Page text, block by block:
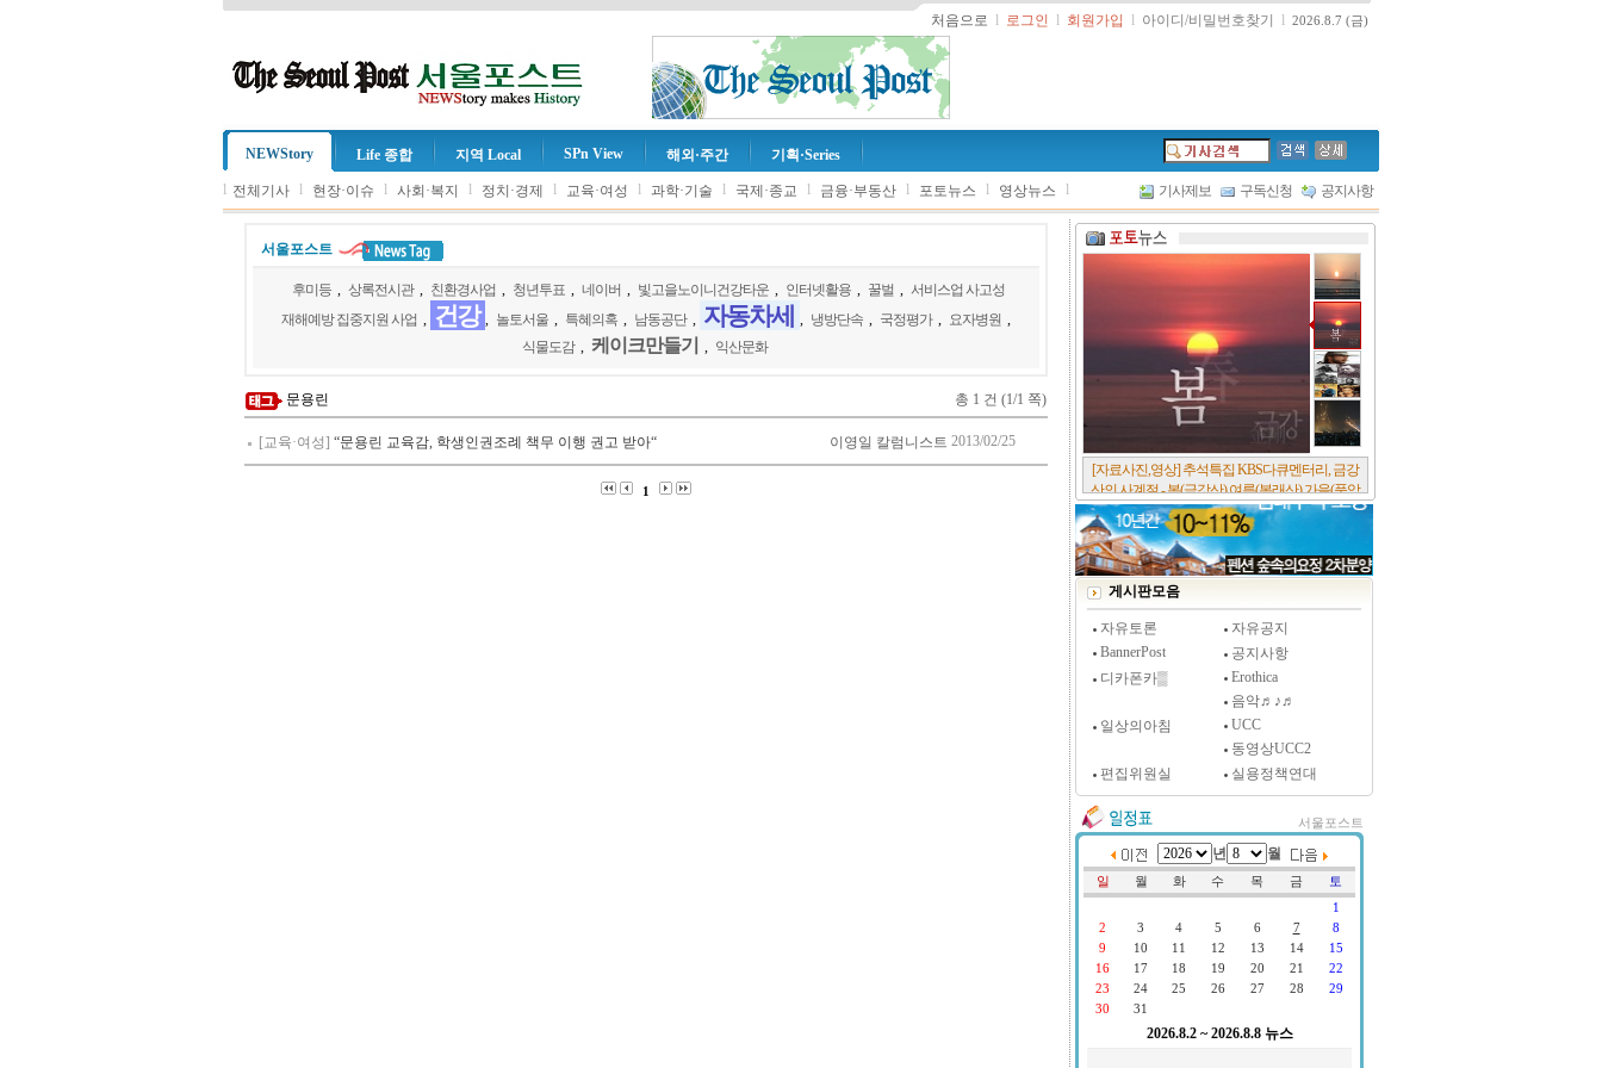
처음으로 l 로그인 l 회원가입 l 아이디/비밀번호찾기 l 2026.8.7 (금)
NEWStory Life 종합 지역 Local SPn View 해외·주간 기획·Series
l 전체기사 l 현장·이슈 l 사회·복지 l 정치·경제 l 교육·여성 l 과학·기술 l 국제·종교 l 금융·부동산 l 포토뉴스 l 영상뉴스 l 기사제보 구독신청 공지사항
서울포스트
후미등 상록전시관 친환경사업 청년투표 네이버 빛고을노이니건강타운 인터넷활용 꿀벌
서비스업 사고성
재해예방 집중지원 사업
건강 놀토서울 특혜의혹 남동공단 자동차세 냉방단속 국정평가 요자병원
식물도감
케이크만들기 익산문화
문용린 총 1 건 (1/1 쪽)
[교육·여성] “문용린 교육감, 학생인권조례 책무 이행 권고 받아“ 이영일 칼럼니스트 2013/02/25
1
[서울포스트논단] 담배에 관한 추억, 연도별 우리
나라 금연정책 및 금연구역 확대 추이, 정부가 아
무리 더 해롭다고 사기를 쳐대도 피워 본 사람은
다 안다, 전자담배시장은 10년새 폭발적 증가세..
[시사저널 인터뷰] 윤방부 연세대 의대 명예교수,
"골초에게 전자담배를 허하라"
게시판모음
자유토론
자유공지
BannerPost
공지사항
디카폰카▒
Erothica
음악♬♪♬
일상의아침
UCC
동영상UCC2
편집위원실
실용정책연대
서울포스트